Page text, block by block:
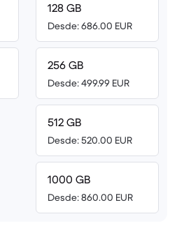
128 GB
Desde: 686.00 EUR
256 GB
Desde: 499.99 EUR
512 GB
Desde: 520.00 EUR
1000 GB
Desde: 860.00 EUR